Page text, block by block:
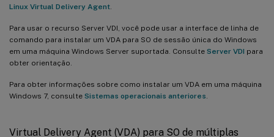
Linux Virtual Delivery Agent
Para usar o recurso Server VDI, você pode usar a interface de linha de
comando para instalar um VDA para SO de sessão única do Windows
em uma máquina Windows Server suportada. Consulte Server VDI para
obter orientação.
Para obter informações sobre como instalar um VDA em uma máquina
Windows 7, consulte Sistemas operacionais anteriores
Virtual Delivery Agent (VDA) para SO de múltiplas